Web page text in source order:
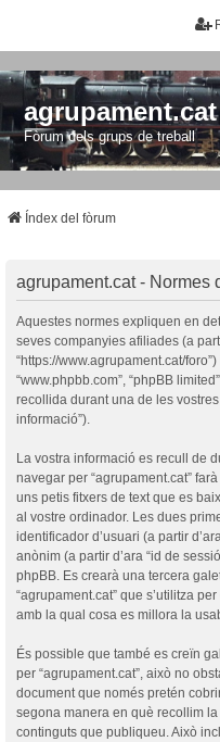
agrupament.cat
Fòrum dels grups de treball
Índex del fòrum
agrupament.cat - Normes
Aquestes normes expliquen en
seves companyies afiliades (a
“https://www.agrupament.cat/foro”)
“www.phpbb.com”, “phpBB
recollida durant una de les
informació”).
La vostra informació es recull de
navegar per “agrupament.cat”
uns petis fitxers de text que es
al vostre ordinador. Les dues
identificador d’usuari (a partir
anònim (a partir d’ara “id de
phpBB. Es crearà una tercera
“agrupament.cat” que s’utilitza
amb la qual cosa es millora la
És possible que també es creïn
per “agrupament.cat”, això no
document que només pretén
segona manera en què recollim
continguts que publiqueu. Això